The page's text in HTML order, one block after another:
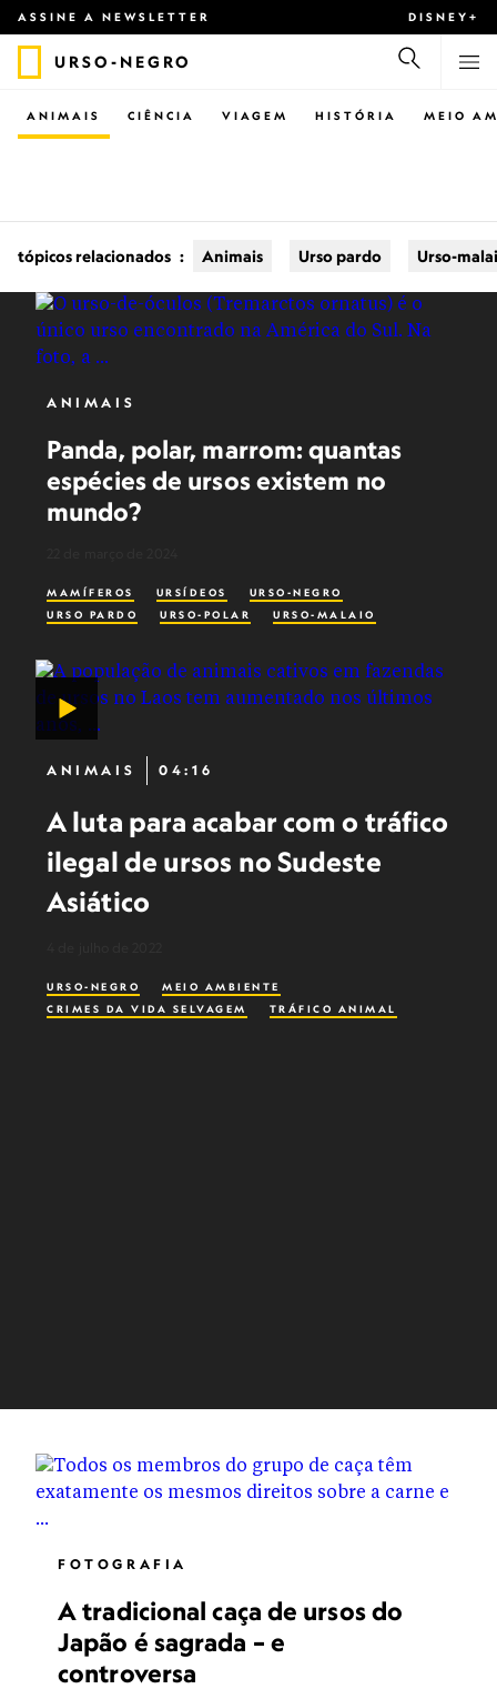
ASSINE A NEWSLETTER DISNEY+
URSO-NEGRO
CIÊNCIA VIAGEM
ANIMAIS HISTÓRIA MEIO
tópicos relacionados : Animais Urso pardo Urso-
ANIMAIS
Panda, polar, marrom: quantas
espécies de ursos existem no
mundo?
MAMÍFEROS URSÍDEOS
URSO-NEGRO
URSO PARDO
URSO-POLAR URSO-MALAIO
ANIMAIS 04:16
A luta para acabar com o tráfico
ilegal de ursos no Sudeste
Asiático
URSO-NEGRO
MEIO AMBIENTE
CRIMES DA VIDA SELVAGEM
TRÁFICO ANIMAL
FOTOGRAFIA
A tradicional caça de ursos do
Japão é sagrada – e
controversa